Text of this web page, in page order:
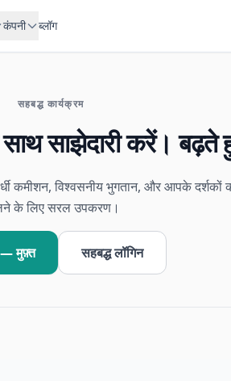
कंपनी ब्लॉग
सहबद्ध कार्यक्रम
साझेदारी करें। बढ़ते
कमीशन, विश्वसनीय भुगतान, और आपके
के लिए सरल उपकरण।
मुफ़्त सहबद्ध लॉगिन